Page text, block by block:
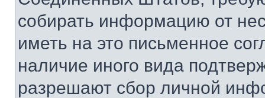
собирать информацию от
иметь на это письменное
наличие иного вида
разрешают сбор личной